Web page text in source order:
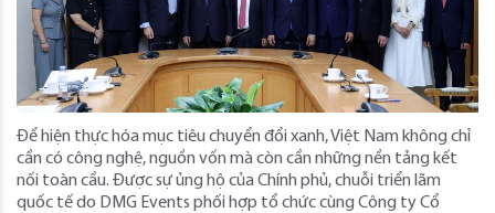
Để hiện thực hóa mục tiêu chuyển đổi xanh, Việt Nam không chỉ
cần có công nghệ, nguồn vốn mà còn cần những nền tảng kết
nối toàn cầu. Được sự ủng hộ của Chính phủ, chuỗi triển lãm
quốc tế do DMG Events phối hợp tổ chức cùng Công ty Cổ